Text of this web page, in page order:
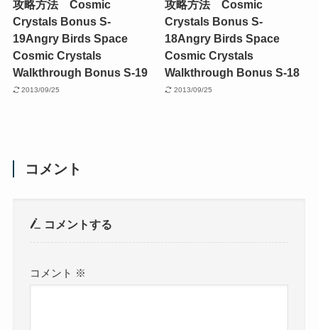
攻略方法 Cosmic
Crystals Bonus S-
19Angry Birds Space
Cosmic Crystals
Walkthrough Bonus S-19
2013/09/25
攻略方法 Cosmic
Crystals Bonus S-
18Angry Birds Space
Cosmic Crystals
Walkthrough Bonus S-18
2013/09/25
コメント
コメントする
コメント ※